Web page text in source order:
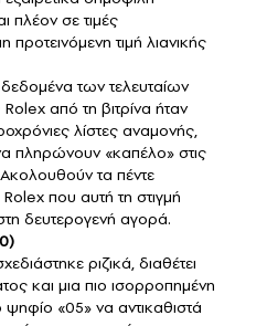
πλέον σε τιμές
τιμή λιανικής
των τελευταίων
από τη βιτρίνα ήταν
λίστες αναμονής,
πληρώνουν «καπέλο» στις
τα πέντε
που αυτή τη στιγμή
δευτερογενή αγορά.
ριζικά, διαθέτει
και μια πιο ισορροπημένη
«05» να αντικαθιστά